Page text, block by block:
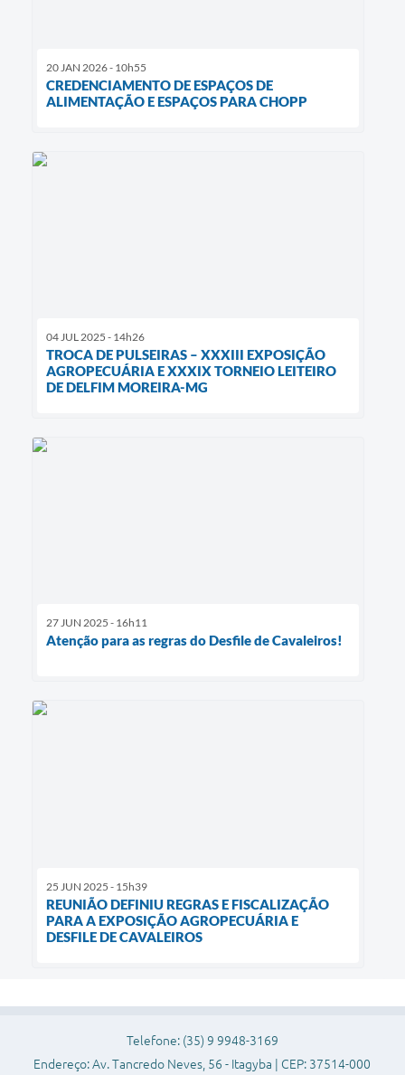
20 JAN 2026 - 10h55
CREDENCIAMENTO DE ESPAÇOS DE
ALIMENTAÇÃO E ESPAÇOS PARA CHOPP
04 JUL 2025 - 14h26
TROCA DE PULSEIRAS – XXXIII EXPOSIÇÃO
AGROPECUÁRIA E XXXIX TORNEIO LEITEIRO
DE DELFIM MOREIRA-MG
27 JUN 2025 - 16h11
Atenção para as regras do Desfile de Cavaleiros!
25 JUN 2025 - 15h39
REUNIÃO DEFINIU REGRAS E FISCALIZAÇÃO
PARA A EXPOSIÇÃO AGROPECUÁRIA E
DESFILE DE CAVALEIROS
Telefone: (35) 9 9948-3169
Endereço: Av. Tancredo Neves, 56 - Itagyba | CEP: 37514-000